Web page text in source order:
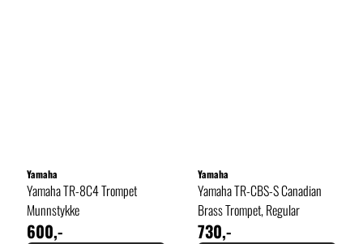
Yamaha
Yamaha TR-8C4 Trompet
Munnstykke
600,-
Yamaha
Yamaha TR-CBS-S Canadian
Brass Trompet, Regular
730,-